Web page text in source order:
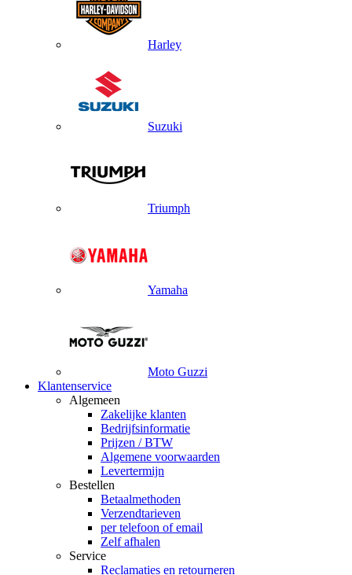
Harley
Suzuki
Triumph
Yamaha
Moto Guzzi
Klantenservice
Algemeen
Zakelijke klanten
Bedrijfsinformatie
Prijzen / BTW
Algemene voorwaarden
Levertermijn
Bestellen
Betaalmethoden
Verzendtarieven
per telefoon of email
Zelf afhalen
Service
Reclamaties en retourneren